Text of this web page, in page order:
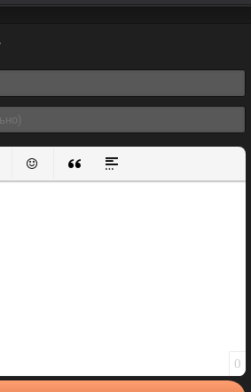
Вставить смайлик
Вставка цитаты
Вставка спойлера
0